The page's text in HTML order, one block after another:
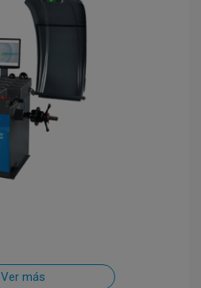
Ver más